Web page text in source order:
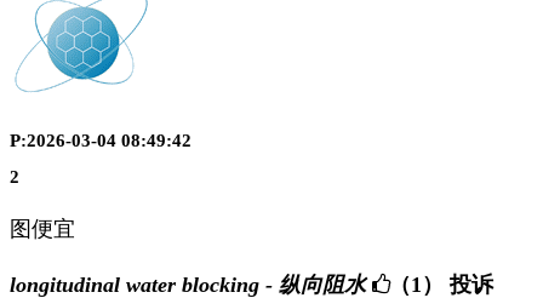
P:2026-03-04 08:49:42
2
图便宜
longitudinal water blocking - 纵向阻水 （1） 投诉